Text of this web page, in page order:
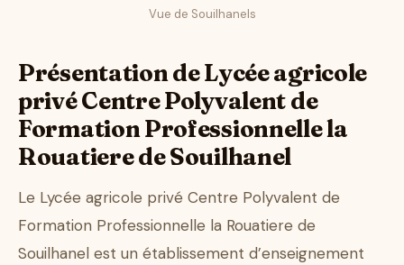
Vue de Souilhanels
Présentation de Lycée agricole
privé Centre Polyvalent de
Formation Professionnelle la
Rouatiere de Souilhanel
Le Lycée agricole privé Centre Polyvalent de
Formation Professionnelle la Rouatiere de
Souilhanel est un établissement d’enseignement